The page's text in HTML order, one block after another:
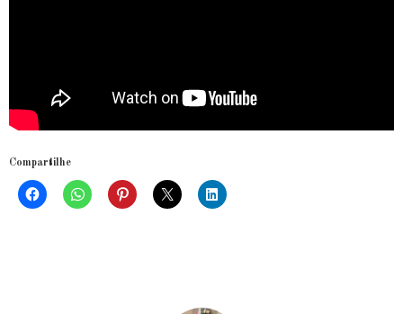
Compartilhe